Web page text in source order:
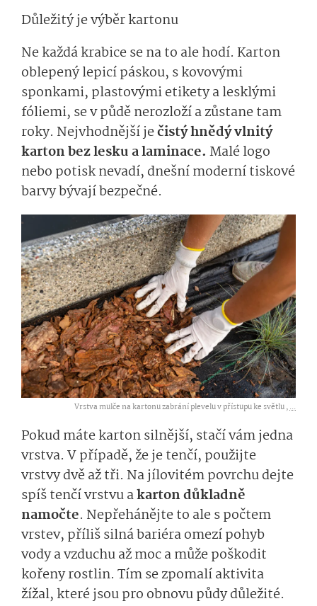
Důležitý je výběr kartonu
Ne každá krabice se na to ale hodí. Karton
oblepený lepicí páskou, s kovovými
sponkami, plastovými etikety a lesklými
fóliemi, se v půdě nerozloží a zůstane tam
roky. Nejvhodnější ječistý hnědý vlnitý
karton bez lesku a laminace. Malé logo
nebo potisk nevadí, dnešní moderní tiskové
barvy bývají bezpečné.
Vrstva mulče na kartonu zabrání plevelu v přístupu ke světlu ,...
Pokud máte karton silnější, stačí vám jedna
vrstva. V případě, že je tenčí, použijte
vrstvy dvě až tři. Na jílovitém povrchu dejte
spíš tenčí vrstvu akarton důkladně
namočte. Nepřehánějte to ale s počtem
vrstev, příliš silná bariéra omezí pohyb
vody a vzduchu až moc a může poškodit
kořeny rostlin. Tím se zpomalí aktivita
žížal, které jsou pro obnovu půdy důležité.